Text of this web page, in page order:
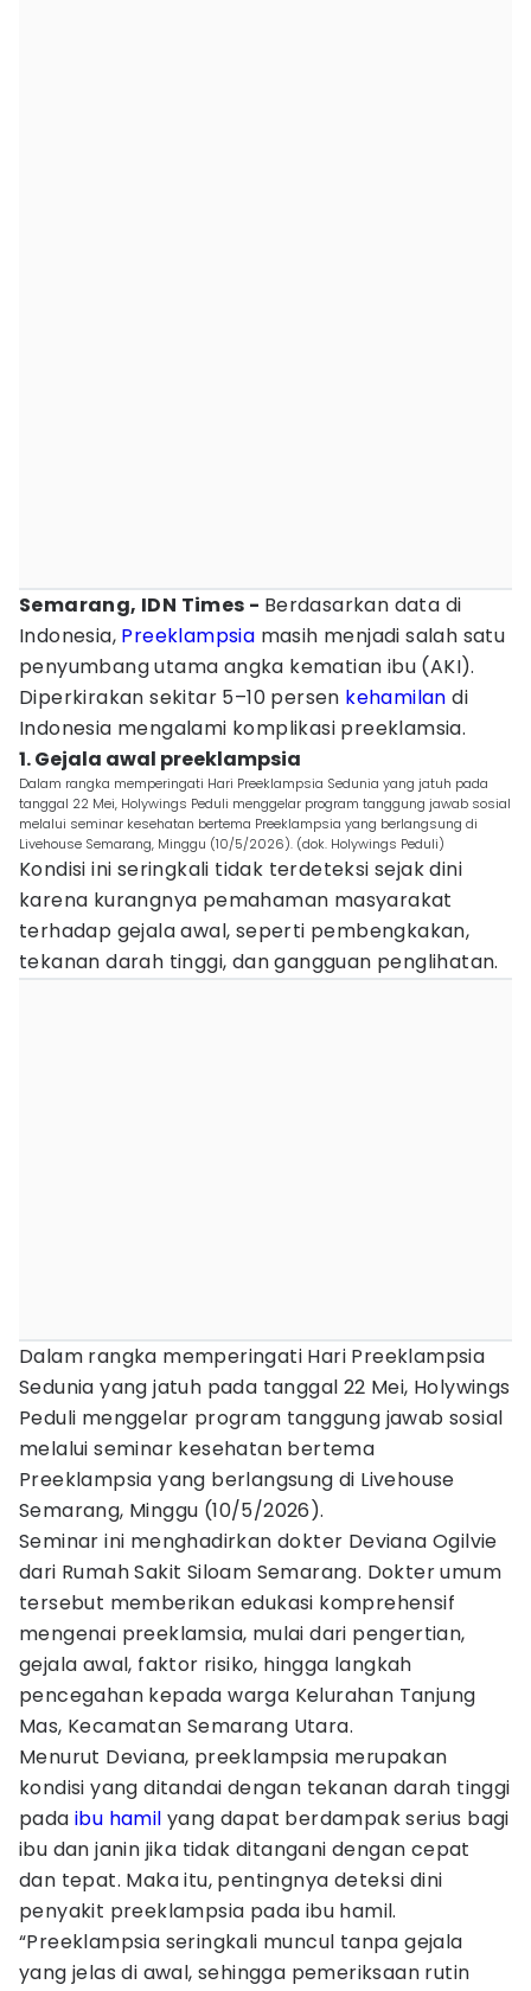
Semarang, IDN Times - Berdasarkan data di
Indonesia, Preeklampsia masih menjadi salah satu
penyumbang utama angka kematian ibu (AKI).
Diperkirakan sekitar 5–10 persen kehamilan di
Indonesia mengalami komplikasi preeklamsia.
1. Gejala awal preeklampsia
Dalam rangka memperingati Hari Preeklampsia Sedunia yang jatuh pada
tanggal 22 Mei, Holywings Peduli menggelar program tanggung jawab sosial
melalui seminar kesehatan bertema Preeklampsia yang berlangsung di
Livehouse Semarang, Minggu (10/5/2026). (dok. Holywings Peduli)
Kondisi ini seringkali tidak terdeteksi sejak dini
karena kurangnya pemahaman masyarakat
terhadap gejala awal, seperti pembengkakan,
tekanan darah tinggi, dan gangguan penglihatan.
Dalam rangka memperingati Hari Preeklampsia
Sedunia yang jatuh pada tanggal 22 Mei, Holywings
Peduli menggelar program tanggung jawab sosial
melalui seminar kesehatan bertema
Preeklampsia yang berlangsung di Livehouse
Semarang, Minggu (10/5/2026).
Seminar ini menghadirkan dokter Deviana Ogilvie
dari Rumah Sakit Siloam Semarang. Dokter umum
tersebut memberikan edukasi komprehensif
mengenai preeklamsia, mulai dari pengertian,
gejala awal, faktor risiko, hingga langkah
pencegahan kepada warga Kelurahan Tanjung
Mas, Kecamatan Semarang Utara.
Menurut Deviana, preeklampsia merupakan
kondisi yang ditandai dengan tekanan darah tinggi
pada ibu hamil yang dapat berdampak serius bagi
ibu dan janin jika tidak ditangani dengan cepat
dan tepat. Maka itu, pentingnya deteksi dini
penyakit preeklampsia pada ibu hamil.
“Preeklampsia seringkali muncul tanpa gejala
yang jelas di awal, sehingga pemeriksaan rutin